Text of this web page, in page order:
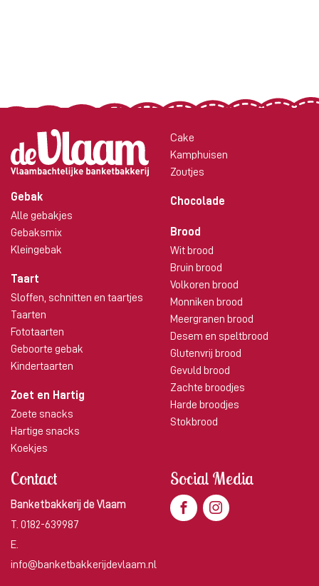
Gebak
Alle gebakjes
Gebaksmix
Kleingebak
Taart
Sloffen, schnitten en taartjes
Taarten
Fototaarten
Geboorte gebak
Kindertaarten
Zoet en Hartig
Zoete snacks
Hartige snacks
Koekjes
Cake
Kamphuisen
Zoutjes
Chocolade
Brood
Wit brood
Bruin brood
Volkoren brood
Monniken brood
Meergranen brood
Desem en speltbrood
Glutenvrij brood
Gevuld brood
Zachte broodjes
Harde broodjes
Stokbrood
Contact
Banketbakkerij de Vlaam
T. 0182-639987
E.
info@banketbakkerijdevlaam.nl
Social Media